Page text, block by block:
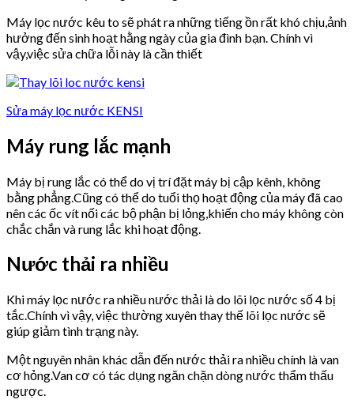
Máy lọc nước kêu to sẽ phát ra những tiếng ồn rất khó chịu,ảnh
hưởng đến sinh hoạt hằng ngày của gia đình bạn. Chính vì
vậy,việc sửa chữa lỗi này là cần thiết
Sửa máy lọc nước KENSI
Máy rung lắc mạnh
Máy bị rung lắc có thể do vị trí đặt máy bị cập kênh, không
bằng phẳng.Cũng có thể do tuổi thọ hoạt động của máy đã cao
nên các ốc vít nối các bộ phận bị lỏng,khiến cho máy không còn
chắc chắn và rung lắc khi hoạt động.
Nước thải ra nhiều
Khi máy lọc nước ra nhiều nước thải là do lõi lọc nước số 4 bị
tắc.Chính vì vậy, việc thường xuyên thay thế lõi lọc nước sẽ
giúp giảm tình trạng này.
Một nguyên nhân khác dẫn đến nước thải ra nhiều chính là van
cơ hỏng.Van cơ có tác dụng ngăn chặn dòng nước thẩm thấu
ngược.